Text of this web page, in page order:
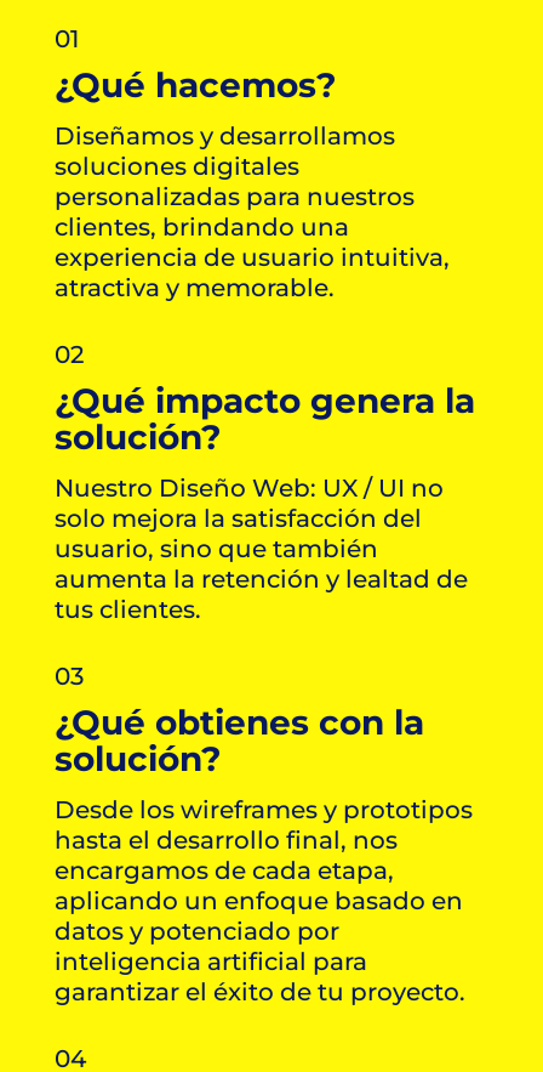
01
¿Qué hacemos?
Diseñamos y desarrollamos
soluciones digitales
personalizadas para nuestros
clientes, brindando una
experiencia de usuario intuitiva,
atractiva y memorable.
02
¿Qué impacto genera la
solución?
Nuestro Diseño Web: UX / UI no
solo mejora la satisfacción del
usuario, sino que también
aumenta la retención y lealtad de
tus clientes.
03
¿Qué obtienes con la
solución?
Desde los wireframes y prototipos
hasta el desarrollo final, nos
encargamos de cada etapa,
aplicando un enfoque basado en
datos y potenciado por
inteligencia artificial para
garantizar el éxito de tu proyecto.
04